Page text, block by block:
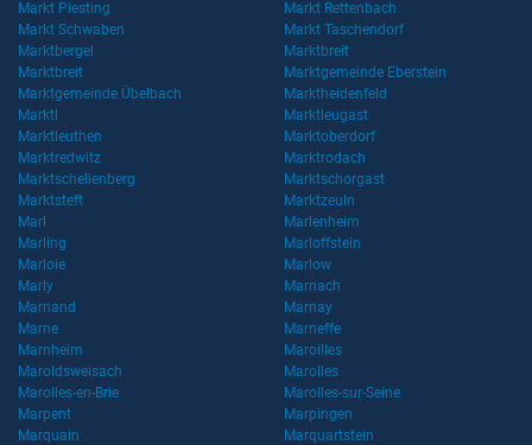
Markt Piesting
Markt Rettenbach
Markt Schwaben
Markt Taschendorf
Marktbergel
Marktbreit
Marktbreit
Marktgemeinde Eberstein
Marktgemeinde Übelbach
Marktheidenfeld
Marktl
Marktleugast
Marktleuthen
Marktoberdorf
Marktredwitz
Marktrodach
Marktschellenberg
Marktschorgast
Marktsteft
Marktzeuln
Marl
Marlenheim
Marling
Marloffstein
Marloie
Marlow
Marly
Marnach
Marnand
Marnay
Marne
Marneffe
Marnheim
Maroilles
Maroldsweisach
Marolles
Marolles-en-Brie
Marolles-sur-Seine
Marpent
Marpingen
Marquain
Marquartstein